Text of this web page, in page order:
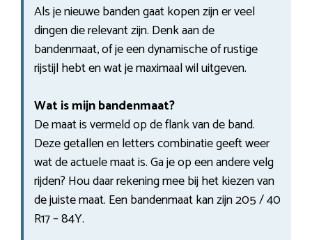
Als je nieuwe banden gaat kopen zijn er veel
dingen die relevant zijn. Denk aan de
bandenmaat, of je een dynamische of rustige
rijstijl hebt en wat je maximaal wil uitgeven.
Wat is mijn bandenmaat?
De maat is vermeld op de flank van de band.
Deze getallen en letters combinatie geeft weer
wat de actuele maat is. Ga je op een andere velg
rijden? Hou daar rekening mee bij het kiezen van
de juiste maat. Een bandenmaat kan zijn 205 / 40
R17 – 84Y.